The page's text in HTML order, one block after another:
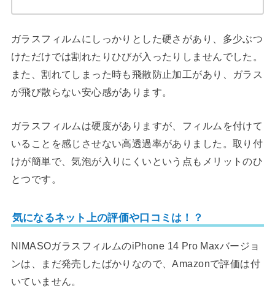
ガラスフィルムにしっかりとした硬さがあり、多少ぶつ
けただけでは割れたりひびが入ったりしませんでした。
また、割れてしまった時も飛散防止加工があり、ガラス
が飛び散らない安心感があります。
ガラスフィルムは硬度がありますが、フィルムを付けて
いることを感じさせない高透過率がありました。取り付
けが簡単で、気泡が入りにくいという点もメリットのひ
とつです。
気になるネット上の評価や口コミは！？
NIMASOガラスフィルムのiPhone 14 Pro Maxバージョ
ンは、まだ発売したばかりなので、Amazonで評価は付
いていません。